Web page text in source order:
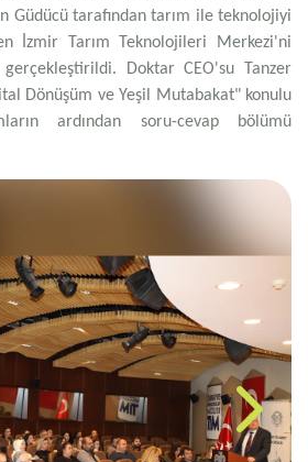
Güdücü tarafından tarım ile teknolojiyi
İzmir Tarım Teknolojileri Merkezi'ni
gerçekleştirildi. Doktar CEO'su Tanzer
Dönüşüm ve Yeşil Mutabakat" konulu
ardından soru-cevap bölümü